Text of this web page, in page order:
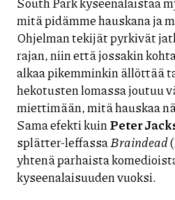
mitä pidämme hauskana ja
Ohjelman tekijät pyrkivät
rajan, niin että jossakin
alkaa pikemminkin ällöttää
hekotusten lomassa joutuu
miettimään, mitä hauskaa
Sama efekti kuinPeter
splätter-leffassaBraindead
yhtenä parhaista
kyseenalaisuuden vuoksi.